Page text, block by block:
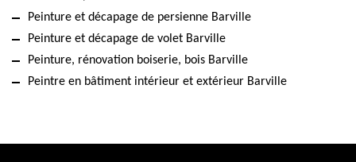
Peinture et décapage de persienne Barville
Peinture et décapage de volet Barville
Peinture, rénovation boiserie, bois Barville
Peintre en bâtiment intérieur et extérieur Barville